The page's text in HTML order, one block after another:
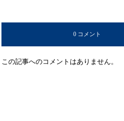
0 コメント
この記事へのコメントはありません。